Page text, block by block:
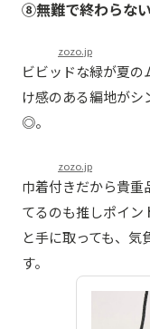
⑧無難で終わらな
zozo.jp
ビビッドな緑が夏
け感のある編地がシ
◎。
zozo.jp
巾着付きだから貴重
てるのも推しポイン
と手に取っても、
す。